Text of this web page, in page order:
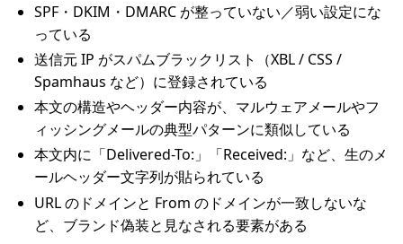
SPF・DKIM・DMARC が整っていない／弱い設定にな
っている
送信元 IP がスパムブラックリスト（XBL / CSS /
Spamhaus など）に登録されている
本文の構造やヘッダー内容が、マルウェアメールやフ
ィッシングメールの典型パターンに類似している
本文内に「Delivered-To:」「Received:」など、生のメ
ールヘッダー文字列が貼られている
URL のドメインと From のドメインが一致しないな
ど、ブランド偽装と見なされる要素がある